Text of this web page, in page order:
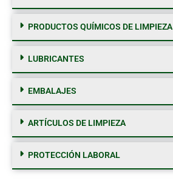
PRODUCTOS QUÍMICOS DE LIMPIEZA
LUBRICANTES
EMBALAJES
ARTÍCULOS DE LIMPIEZA
PROTECCIÓN LABORAL